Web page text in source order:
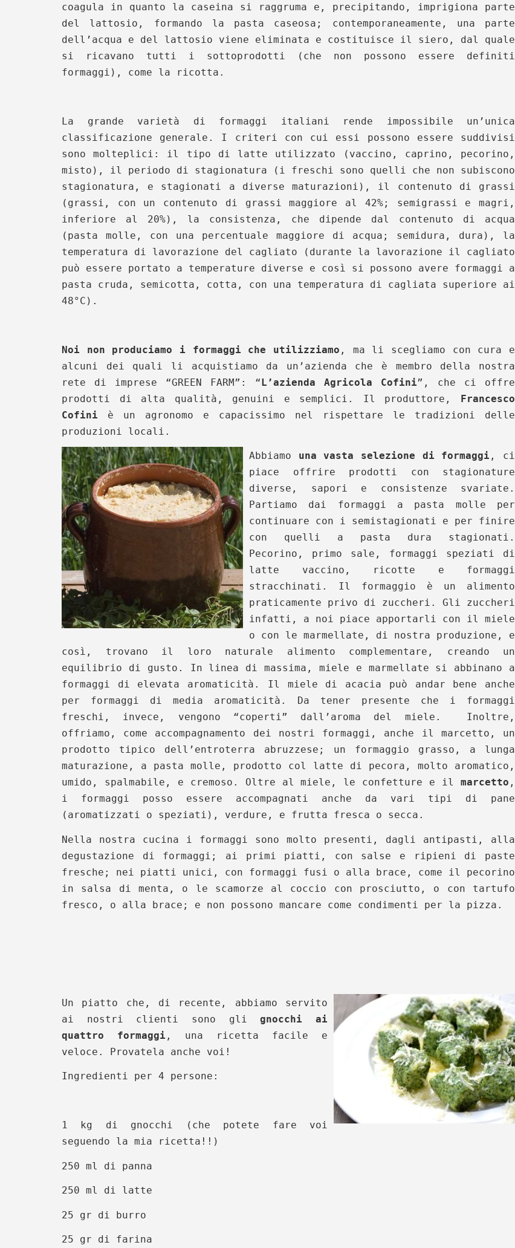
coagula in quanto la caseina si raggruma e, precipitando, imprigiona parte
del lattosio, formando la pasta caseosa; contemporaneamente, una parte
dell’acqua e del lattosio viene eliminata e costituisce il siero, dal quale
si ricavano tutti i sottoprodotti (che non possono essere definiti
formaggi), come la ricotta.
La grande varietà di formaggi italiani rende impossibile un’unica
classificazione generale. I criteri con cui essi possono essere suddivisi
sono molteplici: il tipo di latte utilizzato (vaccino, caprino, pecorino,
misto), il periodo di stagionatura (i freschi sono quelli che non subiscono
stagionatura, e stagionati a diverse maturazioni), il contenuto di grassi
(grassi, con un contenuto di grassi maggiore al 42%; semigrassi e magri,
inferiore al 20%), la consistenza, che dipende dal contenuto di acqua
(pasta molle, con una percentuale maggiore di acqua; semidura, dura), la
temperatura di lavorazione del cagliato (durante la lavorazione il cagliato
può essere portato a temperature diverse e così si possono avere formaggi a
pasta cruda, semicotta, cotta, con una temperatura di cagliata superiore ai
48°C).
Noi non produciamo i formaggi che utilizziamo , ma li scegliamo con cura e
alcuni dei quali li acquistiamo da un’azienda che è membro della nostra
rete di imprese “GREEN FARM”: “L’azienda Agricola Cofini”, che ci offre
prodotti di alta qualità, genuini e semplici. Il produttore, Francesco
Cofini è un agronomo e capacissimo nel rispettare le tradizioni delle
produzioni locali.
Abbiamo una vasta selezione di formaggi , ci
piace offrire prodotti con stagionature
diverse, sapori e consistenze svariate.
Partiamo dai formaggi a pasta molle per
continuare con i semistagionati e per finire
con quelli a pasta dura stagionati.
Pecorino, primo sale, formaggi speziati di
latte vaccino, ricotte e formaggi
stracchinati. Il formaggio è un alimento
praticamente privo di zuccheri. Gli zuccheri
infatti, a noi piace apportarli con il miele
o con le marmellate, di nostra produzione, e
così, trovano il loro naturale alimento complementare, creando un
equilibrio di gusto. In linea di massima, miele e marmellate si abbinano a
formaggi di elevata aromaticità. Il miele di acacia può andar bene anche
per formaggi di media aromaticità. Da tener presente che i formaggi
freschi, invece, vengono “coperti” dall’aroma del miele. Inoltre,
offriamo, come accompagnamento dei nostri formaggi, anche il marcetto, un
prodotto tipico dell’entroterra abruzzese; un formaggio grasso, a lunga
maturazione, a pasta molle, prodotto col latte di pecora, molto aromatico,
umido, spalmabile, e cremoso. Oltre al miele, le confetture e ilmarcetto ,
i formaggi posso essere accompagnati anche da vari tipi di pane
(aromatizzati o speziati), verdure, e frutta fresca o secca.
Nella nostra cucina i formaggi sono molto presenti, dagli antipasti, alla
degustazione di formaggi; ai primi piatti, con salse e ripieni di paste
fresche; nei piatti unici, con formaggi fusi o alla brace, come il pecorino
in salsa di menta, o le scamorze al coccio con prosciutto, o con tartufo
fresco, o alla brace; e non possono mancare come condimenti per la pizza.
Un piatto che, di recente, abbiamo servito
ai nostri clienti sono glignocchi ai
quattro formaggi , una ricetta facile e
veloce. Provatela anche voi!
Ingredienti per 4 persone:
1 kg di gnocchi (che potete fare voi
seguendo la mia ricetta!!)
250 ml di panna
250 ml di latte
25 gr di burro
25 gr di farina